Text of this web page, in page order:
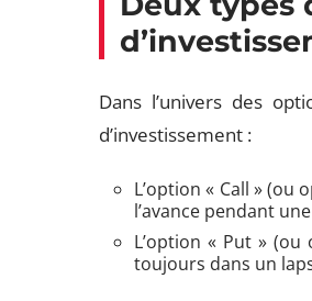
Dans l’univers des
d’investissement :
L’option « Call » (ou
l’avance pendant
L’option « Put »
toujours dans un